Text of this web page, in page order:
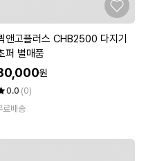
앤고플러스 CHB2500 다지기
퍼 별매품
원
0.0 (0)
료배송